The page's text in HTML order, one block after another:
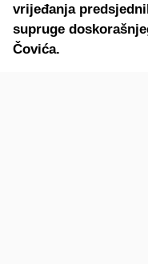
vrijeđanja
supruge
Čovića.